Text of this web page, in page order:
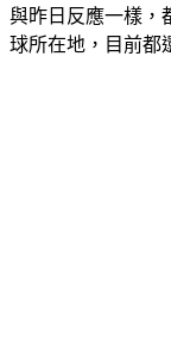
但對於該氣球的行
與昨日反應一樣，